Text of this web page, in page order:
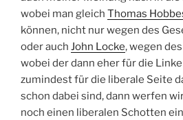
wobei man gleich Thomas
können, nicht nur wegen des
oder auch John Locke, wegen
wobei der dann eher für die
zumindest für die liberale Seite
schon dabei sind, dann werfen
noch einen liberalen Schotten